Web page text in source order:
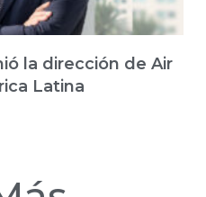
la dirección de Air
Latina